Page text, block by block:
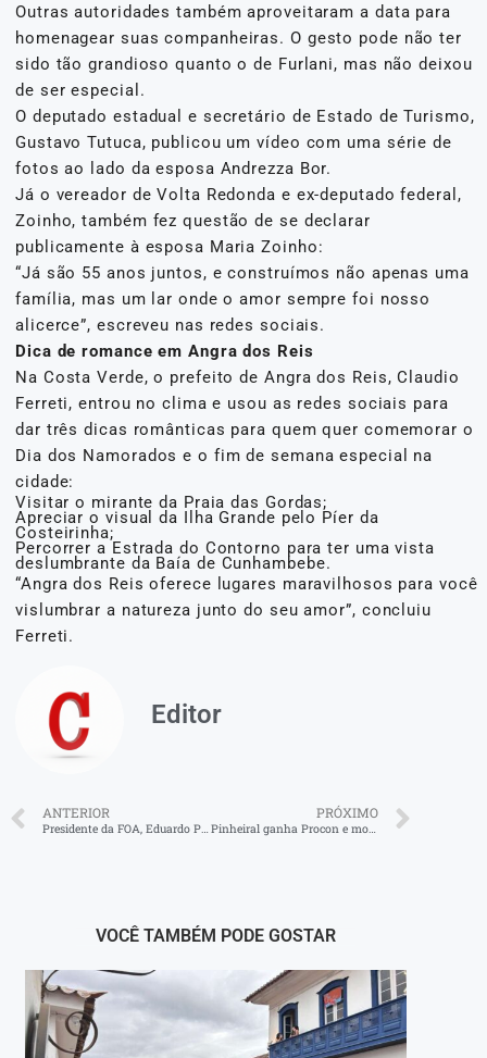
Outras autoridades também aproveitaram a data para
homenagear suas companheiras. O gesto pode não ter
sido tão grandioso quanto o de Furlani, mas não deixou
de ser especial.
O deputado estadual e secretário de Estado de Turismo,
Gustavo Tutuca, publicou um vídeo com uma série de
fotos ao lado da esposa Andrezza Bor.
Já o vereador de Volta Redonda e ex-deputado federal,
Zoinho, também fez questão de se declarar
publicamente à esposa Maria Zoinho:
“Já são 55 anos juntos, e construímos não apenas uma
família, mas um lar onde o amor sempre foi nosso
alicerce”, escreveu nas redes sociais.
Dica de romance em Angra dos Reis
Na Costa Verde, o prefeito de Angra dos Reis, Claudio
Ferreti, entrou no clima e usou as redes sociais para
dar três dicas românticas para quem quer comemorar o
Dia dos Namorados e o fim de semana especial na
cidade:
Visitar o mirante da Praia das Gordas;
Apreciar o visual da Ilha Grande pelo Píer da
Costeirinha;
Percorrer a Estrada do Contorno para ter uma vista
deslumbrante da Baía de Cunhambebe.
“Angra dos Reis oferece lugares maravilhosos para você
vislumbrar a natureza junto do seu amor”, concluiu
Ferreti.
Editor
ANTERIOR
Presidente da FOA, Eduardo Prado, visita interior da CSN
PRÓXIMO
Pinheiral ganha Procon e moradores agora têm canal de reclamação
VOCÊ TAMBÉM PODE GOSTAR